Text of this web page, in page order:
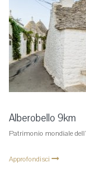
Alberobello 9km
Patrimonio mondiale
Approfondisci